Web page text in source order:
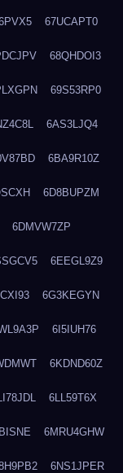
67UCAPT0
68QHDOI3
69S53RP0
6AS3LJQ4
6BA9R10Z
6D8BUPZM
6DMVW7ZP
6EEGL9Z9
6G3KEGYN
6I5IUH76
6KDND60Z
6LL59T6X
6MRU4GHW
6NS1JPER